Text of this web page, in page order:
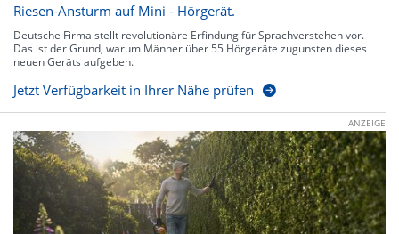
Riesen-Ansturm auf Mini - Hörgerät.
Deutsche Firma stellt revolutionäre Erfindung für Sprachverstehen vor.
Das ist der Grund, warum Männer über 55 Hörgeräte zugunsten dieses
neuen Geräts aufgeben.
Jetzt Verfügbarkeit in Ihrer Nähe prüfen
ANZEIGE